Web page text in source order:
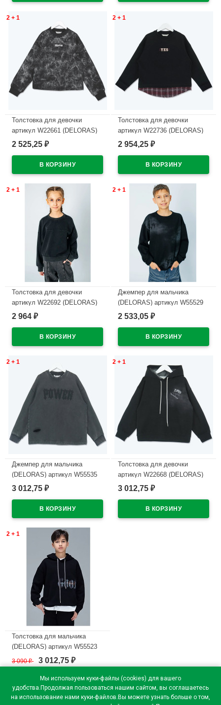
Мы используем куки-файлы (cookies) для вашего
удобства.Продолжая пользоваться нашим сайтом, вы соглашаетесь
на использование нами куки-файлов.Вы можете узнать больше о том,
2 + 1
Толстовка для девочки
артикул W22661 (DELORAS)
размер цвет черный
2 525,25 ₽
2 + 1
Толстовка для девочки
артикул W22736 (DELORAS)
размер цвет черный
2 954,25 ₽
2 + 1
Толстовка для девочки
артикул W22692 (DELORAS)
размер цвет черный
2 964 ₽
2 + 1
Джемпер для мальчика
(DELORAS) артикул W55529
размер 34/134-44/164 цвет
2 533,05 ₽
2 + 1
Джемпер для мальчика
(DELORAS) артикул W55535
размер 34/134-44/164 цвет
3 012,75 ₽
2 + 1
Толстовка для девочки
артикул W22668 (DELORAS)
размер цвет черный
3 012,75 ₽
2 + 1
Толстовка для мальчика
(DELORAS) артикул W55523
размер 34/134-44/164 цвет
черный
В наличии
3 090₽ 3 012,75 ₽